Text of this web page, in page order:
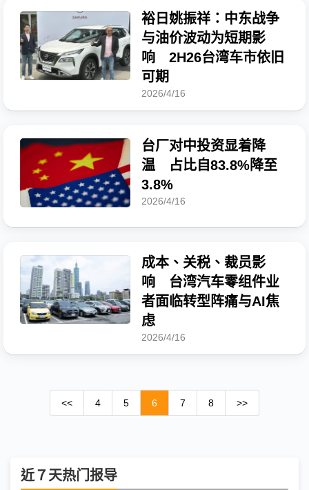
裕日姚振祥：中东战争
与油价波动为短期影
响 2H26台湾车市依旧
可期
2026/4/16
台厂对中投资显着降
温 占比自83.8%降至
3.8%
2026/4/16
成本、关税、裁员影
响 台湾汽车零组件业
者面临转型阵痛与AI焦
虑
2026/4/16
<< 4 5 6 7 8 >>
近７天热门报导